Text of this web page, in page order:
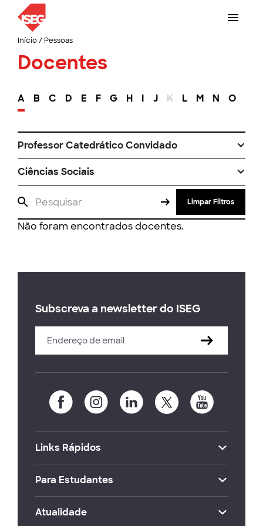
Início/ Pessoas
Docentes
A B C D E F G H I J K L M N O
Professor Catedrático Convidado
Ciências Sociais
Limpar Filtros
Não foram encontrados docentes.
Subscreva a newsletter do ISEG
Links Rápidos
Para Estudantes
Atualidade